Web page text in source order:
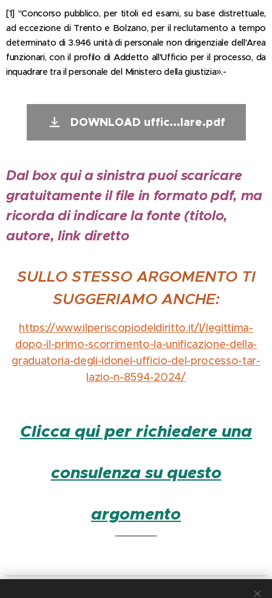
[1] "Concorso pubblico, per titoli ed esami, su base distrettuale,
ad eccezione di Trento e Bolzano, per il reclutamento a tempo
determinato di 3.946 unità di personale non dirigenziale dell'Area
funzionari, con il profilo di Addetto all'Ufficio per il processo, da
inquadrare tra il personale del Ministero della giustizia».-
DOWNLOAD uffic...lare.pdf
Dal box qui a sinistra puoi scaricare
gratuitamente il file in formato pdf, ma
ricorda di indicare la fonte (titolo,
autore, link diretto
SULLO STESSO ARGOMENTO TI
SUGGERIAMO ANCHE:
https://www.ilperiscopiodeldiritto.it/l/legittima-
dopo-il-primo-scorrimento-la-unificazione-della-
graduatoria-degli-idonei-ufficio-del-processo-tar-
lazio-n-8594-2024/
Clicca qui per richiedere una
consulenza su questo
argomento